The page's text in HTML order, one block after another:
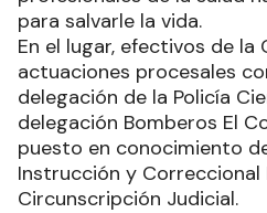
para salvarle la vida.
En el lugar, efectivos de la
actuaciones procesales
delegación de la Policía
delegación Bomberos El
puesto en conocimiento
Instrucción y Correccional
Circunscripción Judicial.